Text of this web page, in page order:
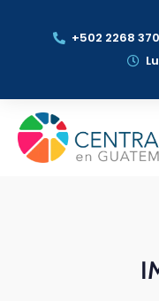
+502 2268